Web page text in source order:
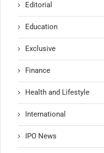
Editorial
Education
Exclusive
Finance
Health and Lifestyle
International
IPO News